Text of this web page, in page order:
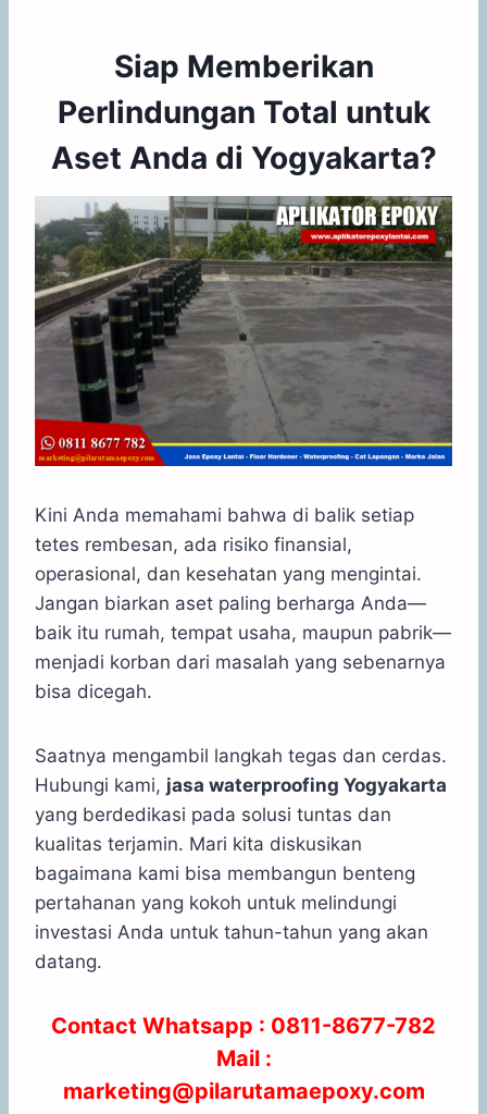
Siap Memberikan
Perlindungan Total untuk
Aset Anda di Yogyakarta?
Kini Anda memahami bahwa di balik setiap
tetes rembesan, ada risiko finansial,
operasional, dan kesehatan yang mengintai.
Jangan biarkan aset paling berharga Anda—
baik itu rumah, tempat usaha, maupun pabrik—
menjadi korban dari masalah yang sebenarnya
bisa dicegah.
Saatnya mengambil langkah tegas dan cerdas.
Hubungi kami, jasa waterproofing Yogyakarta
yang berdedikasi pada solusi tuntas dan
kualitas terjamin. Mari kita diskusikan
bagaimana kami bisa membangun benteng
pertahanan yang kokoh untuk melindungi
investasi Anda untuk tahun-tahun yang akan
datang.
Contact Whatsapp : 0811-8677-782
Mail :
marketing@pilarutamaepoxy.com